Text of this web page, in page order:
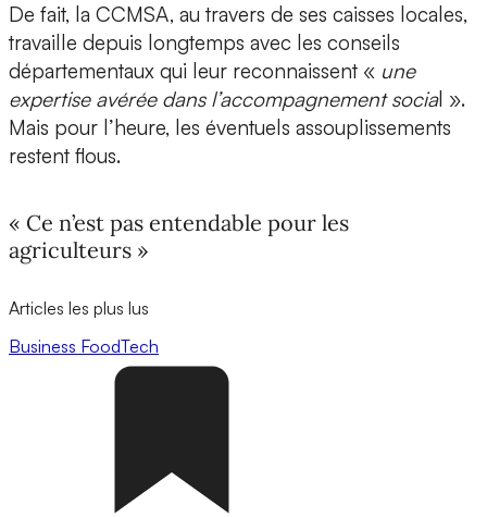
De fait, la CCMSA, au travers de ses caisses locales,
travaille depuis longtemps avec les conseils
départementaux qui leur reconnaissent « une
expertise avérée dans l’accompagnement social ».
Mais pour l’heure, les éventuels assouplissements
restent flous.
« Ce n’est pas entendable pour les
agriculteurs »
Articles les plus lus
Business FoodTech